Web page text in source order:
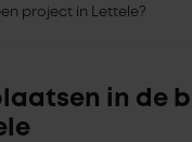
project in Lettele?
in de